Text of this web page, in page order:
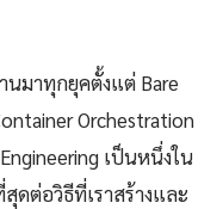
นมาทุกยุคตั้งแต่ Bare
Orchestration
เป็นหนึ่งใน
ดต่อวิธีที่เราสร้างและ